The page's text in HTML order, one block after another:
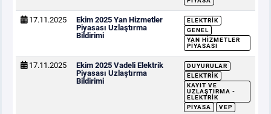
17.11.2025
Ekim 2025 Yan Hizmetler
Piyasası Uzlaştırma
Bildirimi
ELEKTRIK
GENEL
YAN HIZMETLER
PIYASASI
17.11.2025
Ekim 2025 Vadeli Elektrik
Piyasası Uzlaştırma
Bildirimi
DUYURULAR
ELEKTRIK
KAYIT VE
UZLAŞTIRMA -
ELEKTRIK
PIYASA
VEP